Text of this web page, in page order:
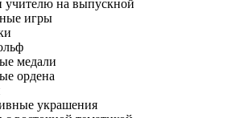
учителю на выпускной
игры
медали
ордена
украшения